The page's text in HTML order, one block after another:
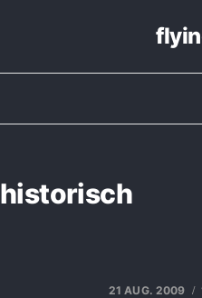
historisch
21 AUG. 2009